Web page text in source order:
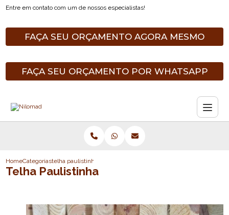
Entre em contato com um de nossos especialistas!
FAÇA SEU ORÇAMENTO AGORA MESMO
FAÇA SEU ORÇAMENTO POR WHATSAPP
HomeCategoriastelha paulistinha
Telha Paulistinha